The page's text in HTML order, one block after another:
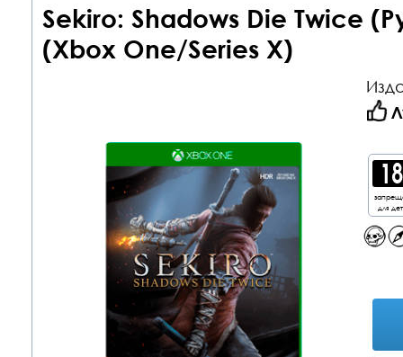
Sekiro: Shadows Die Twice
(Xbox One/Series X)
для